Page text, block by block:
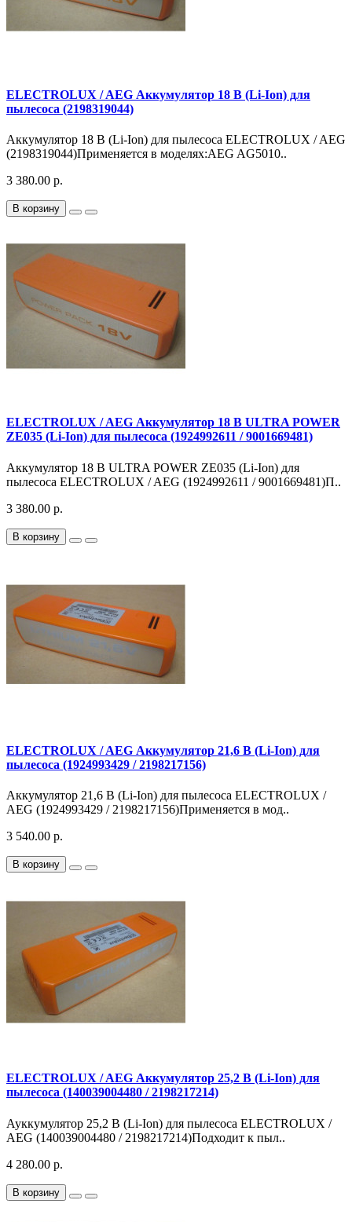
ELECTROLUX / AEG Аккумулятор 18 В (Li-Ion) для
пылесоса (2198319044)
Аккумулятор 18 В (Li-Ion) для пылесоса ELECTROLUX / AEG
(2198319044)Применяется в моделях:AEG AG5010..
3 380.00 р.
В корзину
ELECTROLUX / AEG Аккумулятор 18 В ULTRA POWER
ZE035 (Li-Ion) для пылесоса (1924992611 / 9001669481)
Аккумулятор 18 В ULTRA POWER ZE035 (Li-Ion) для
пылесоса ELECTROLUX / AEG (1924992611 / 9001669481)П..
3 380.00 р.
В корзину
ELECTROLUX / AEG Аккумулятор 21,6 В (Li-Ion) для
пылесоса (1924993429 / 2198217156)
Аккумулятор 21,6 В (Li-Ion) для пылесоса ELECTROLUX /
AEG (1924993429 / 2198217156)Применяется в мод..
3 540.00 р.
В корзину
ELECTROLUX / AEG Аккумулятор 25,2 В (Li-Ion) для
пылесоса (140039004480 / 2198217214)
Ауккумулятор 25,2 В (Li-Ion) для пылесоса ELECTROLUX /
AEG (140039004480 / 2198217214)Подходит к пыл..
4 280.00 р.
В корзину